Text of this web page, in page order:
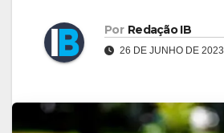
Por Redação IB
26 DE JUNHO DE 2023